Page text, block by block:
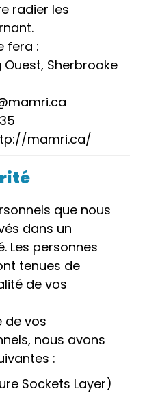
radier les
fera :
Ouest, Sherbrooke
mamri.ca/
que nous
dans un
Les personnes
tenues de
de vos
de vos
nous avons
:
Sockets Layer)